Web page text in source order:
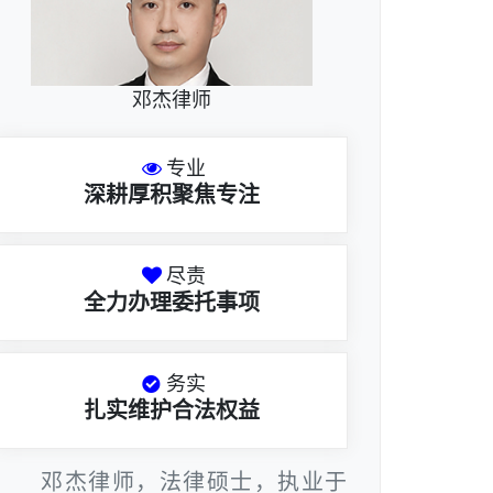
邓杰律师
专业
深耕厚积聚焦专注
尽责
全力办理委托事项
务实
扎实维护合法权益
邓杰律师，法律硕士，执业于